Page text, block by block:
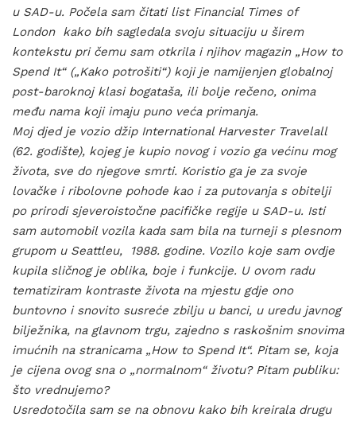
u SAD-u. Počela sam čitati list Financial Times of
London kako bih sagledala svoju situaciju u širem
kontekstu pri čemu sam otkrila i njihov magazin „How to
Spend It“ („Kako potrošiti“) koji je namijenjen globalnoj
post-baroknoj klasi bogataša, ili bolje rečeno, onima
među nama koji imaju puno veća primanja.
Moj djed je vozio džip International Harvester Travelall
(62. godište), kojeg je kupio novog i vozio ga većinu mog
života, sve do njegove smrti. Koristio ga je za svoje
lovačke i ribolovne pohode kao i za putovanja s obitelji
po prirodi sjeveroistočne pacifičke regije u SAD-u. Isti
sam automobil vozila kada sam bila na turneji s plesnom
grupom u Seattleu, 1988. godine. Vozilo koje sam ovdje
kupila sličnog je oblika, boje i funkcije. U ovom radu
tematiziram kontraste života na mjestu gdje ono
buntovno i snovito susreće zbilju u banci, u uredu javnog
bilježnika, na glavnom trgu, zajedno s raskošnim snovima
imućnih na stranicama „How to Spend It“. Pitam se, koja
je cijena ovog sna o „normalnom“ životu? Pitam publiku:
što vrednujemo?
Usredotočila sam se na obnovu kako bih kreirala drugu